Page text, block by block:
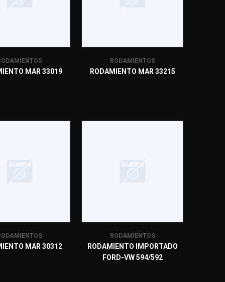
MAR 33019
RODAMIENTOS
RODAMIENTO MAR 33215
MAR 30312
RODAMIENTOS
RODAMIENTO IMPORTADO
FORD-VW 594/592